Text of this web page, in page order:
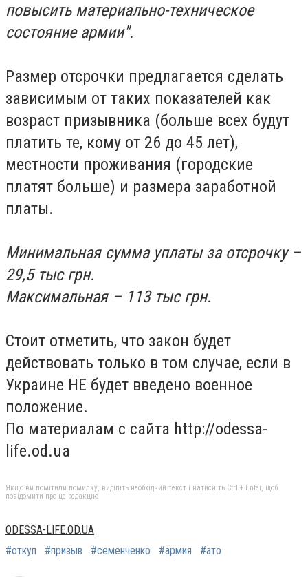
повысить материально-техническое
состояние армии".
Размер отсрочки предлагается сделать
зависимым от таких показателей как
возраст призывника (больше всех будут
платить те, кому от 26 до 45 лет),
местности проживания (городские
платят больше) и размера заработной
платы.
Минимальная сумма уплаты за отсрочку –
29,5 тыс грн.
Максимальная – 113 тыс грн.
Стоит отметить, что закон будет
действовать только в том случае, если в
Украине НЕ будет введено военное
положение.
По материалам с сайта http://odessa-
life.od.ua
Якщо ви помітили помилку, виділіть необхідний текст і натисніть Ctrl + Enter, щоб
повідомити про це редакцію
ODESSA-LIFE.OD.UA
#откуп
#призыв #семенченко #армия #ато